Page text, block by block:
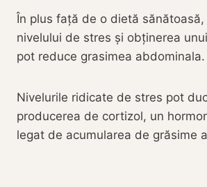
În plus față de o dietă
nivelului de stres și obținerea
pot reduce grasimea abdominala.
Nivelurile ridicate de stres pot
producerea de cortizol, un
legat de acumularea de grăsime